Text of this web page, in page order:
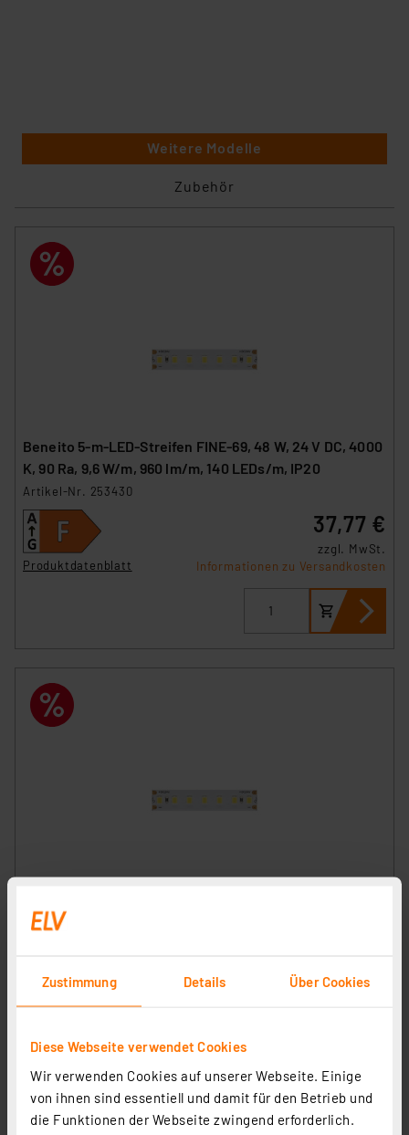
Zustimmung Details Über Cookies
Diese Webseite verwendet Cookies
Wir verwenden Cookies auf unserer Webseite. Einige
von ihnen sind essentiell und damit für den Betrieb und
die Funktionen der Webseite zwingend erforderlich.
Weitere Modelle
Zubehör
Beneito 5-m-LED-Streifen FINE-69, 48 W, 24 V DC, 4000
K, 90 Ra, 9,6 W/m, 960 lm/m, 140 LEDs/m, IP20
Artikel-Nr. 253430
Produktdatenblatt
37,77 €
zzgl. MwSt.
Informationen zu Versandkosten
K, 90 Ra, 9,6 W/m, 979 lm/m, 140 LEDs/m, IP20
Artikel-Nr. 253431
Produktdatenblatt
zzgl. MwSt.